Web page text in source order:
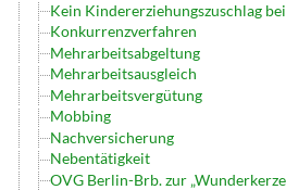
Kein Kindererziehungszuschlag
Konkurrenzverfahren
Mehrarbeitsabgeltung
Mehrarbeitsausgleich
Mehrarbeitsvergütung
Mobbing
Nachversicherung
Nebentätigkeit
OVG Berlin-Brb. zur